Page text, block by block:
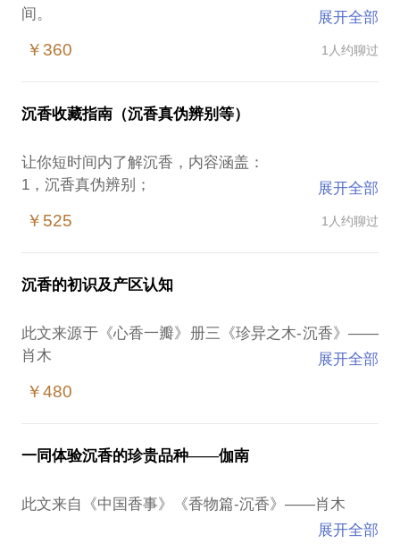
了对“心字成灰”这一绝景探知的欲望,逐步开始深入的
研究起“用香”之事,这大概就是我与它的缘起,之后许多
物，是你找到了它，然后才能找到自己，它使你获得
那时初见香事到今日,细算起来也有十五个年头了,始
终倾心研究,总想以真为旨,断辨真伪为任,小心治学,尽
力钻研,真可谓“丹心劳避弋,万里念随阳”的一意孤行,
终是无悔,只因零七年的那次相遇,便决定了余生.
来源，各代用香的方法等文化要点，让你快速变成朋
间。
气，它可以让人们那颗浮躁而飘荡的内心一瞬间安静
传》。
我将用这一缕“天香”为正在饱受内心焦灼的你寻找一
展开全部
￥360 1人约聊过
沉香收藏指南（沉香真伪辨别等）
让你短时间内了解沉香，内容涵盖：
1，沉香真伪辨别；
3，沉香品种辨别；
（可以帮助你提供沉香原料、沉香工艺品及沉香制品
的相关收藏建议）
1，沉香的产生过程
2，沉香的产区分布
3，沉香的品级区分
展开全部
￥525 1人约聊过
沉香的初识及产区认知
此文来源于《心香一瓣》册三《珍异之木-沉香》——
肖木
在中国文人官宦的笔下，沉香是一种神秘而奇特的植
目的就是“一木多香”的说法。就是说，沉香一树可以
结出多种香品，这是一个非常特别的物种生态。在那
它的这个特点蒙上了一层更加神秘的面纱。在那时，
这真有如在雾霭中的山峰，虽然美到不可方物，却很
展开全部
￥480
一同体验沉香的珍贵品种——伽南
此文来自《中国香事》《香物篇-沉香》——肖木
展开全部